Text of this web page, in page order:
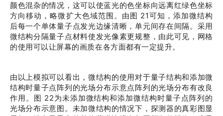
颜色混杂的情况，这可以使蓝光的色坐标向远离红绿色坐标
方向移动，略微扩大色域范围。由图 21可知，添加微结构
后每一个单体量子点发光边缘清晰，单元间存在间隔。采用
微结构分隔量子点材料使发光像素更规整，由此可见，网格
的使用可以让屏幕的画质在各方面都有一定提升。
由以上模拟可以看出，微结构的使用对于量子结构和添加微
结构时量子点阵列的光场分布示意点阵列的光场分布有改良
作用。图 22为未添加微结构和添加微结构时量子点阵列的
光场分布示意图。未加微结构的情况下，探测器的真彩图显